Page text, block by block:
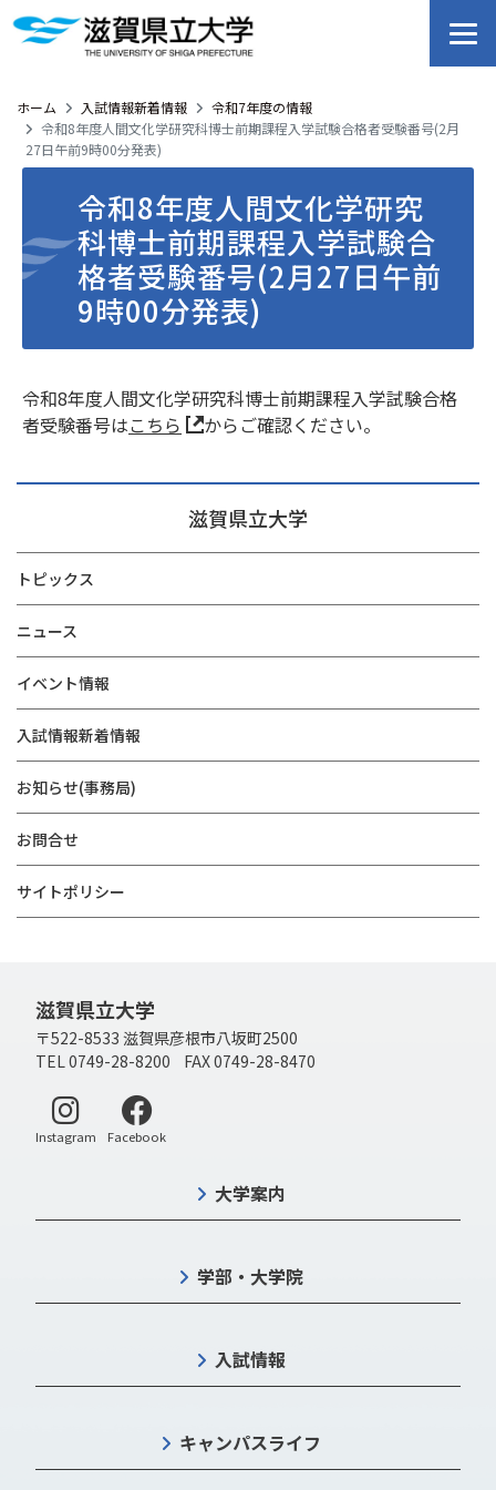
ホーム 入試情報新着情報
令和7年度の情報
令和8年度人間文化学研究科博士前期課程入学試験合格者受験番号(2月
27日午前9時00分発表)
滋賀県立大学
トピックス
ニュース
イベント情報
入試情報新着情報
お知らせ(事務局)
お問合せ
サイトポリシー
令和8年度人間文化学研究
科博士前期課程入学試験合
格者受験番号(2月27日午前
9時00分発表)
令和8年度人間文化学研究科博士前期課程入学試験合格
者受験番号はこちら からご確認ください。
滋賀県立大学
〒522-8533 滋賀県彦根市八坂町2500
TEL 0749-28-8200 FAX 0749-28-8470
Instagram 別ウィンドウで開く
Facebook別ウィンドウで開く
大学案内
学部・大学院
入試情報
キャンパスライフ